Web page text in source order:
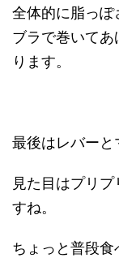
全体的に脂っ
ブラで巻いて
ります。
最後はレバーと
見た目はプリ
すね。
ちょっと普段食